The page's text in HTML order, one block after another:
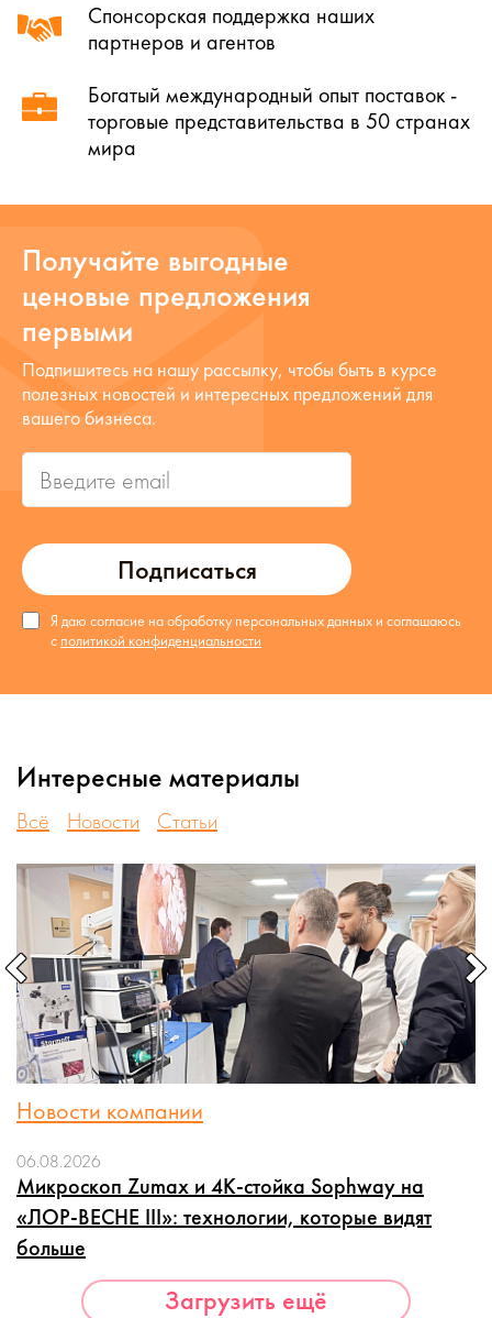
Спонсорская поддержка наших
партнеров и агентов
Богатый международный опыт поставок -
торговые представительства в 50 странах
мира
Получайте выгодные
ценовые предложения
первыми
Подписаться
Я даю согласие на обработку персональных данных и соглашаюсь
с политикой конфиденциальности
Подпишитесь на нашу рассылку, чтобы быть в курсе
полезных новостей и интересных предложений для
вашего бизнеса.
Интересные материалы
Всё Новости Статьи
Новости компании
06.08.2026
Микроскоп Zumax и 4K-стойка Sophway на
«ЛОР-ВЕСНЕ III»: технологии, которые видят
больше
Загрузить ещё